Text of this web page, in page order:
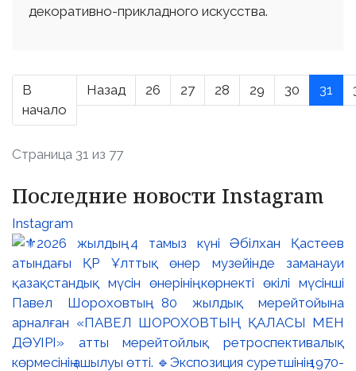
декоративно-прикладного искусства.
В
начало
Назад 26 27 28 29 30 31
Страница 31 из 77
Последние новости Instagram
Instagram